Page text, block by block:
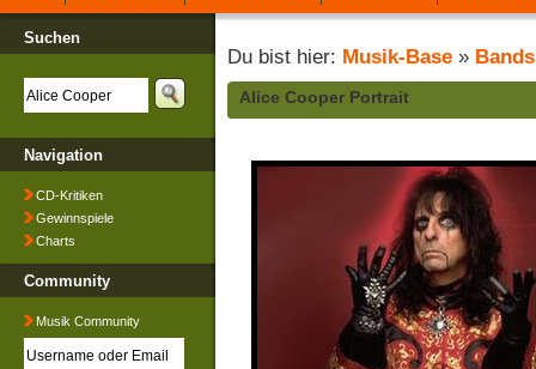
Suchen
Navigation
CD-Kritiken
Gewinnspiele
Charts
Community
Musik Community
Du bist hier: Musik-Base » Bands
Alice Cooper Portrait